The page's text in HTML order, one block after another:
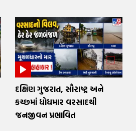
દક્ષિણ ગુજરાત, સૌરાષ્ટ્ર અને
કચ્છમાં ધોધમાર વરસાદથી
જનજીવન પ્રભાવિત